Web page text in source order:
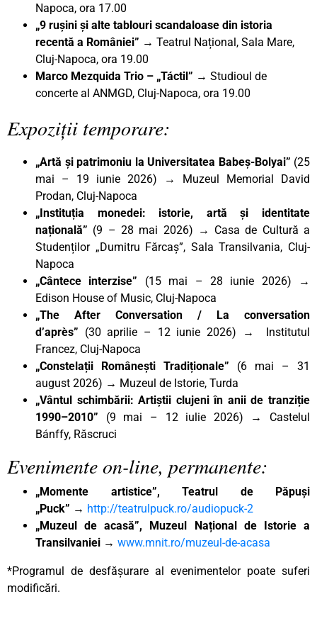
Napoca, ora 17.00
„9 ruşini și alte tablouri scandaloase din istoria
recentă a României” → Teatrul Național, Sala Mare,
Cluj-Napoca, ora 19.00
Marco Mezquida Trio – „Táctil” → Studioul de
concerte al ANMGD, Cluj-Napoca, ora 19.00
Expoziții temporare:
„Artă și patrimoniu la Universitatea Babeș-Bolyai” (25
mai – 19 iunie 2026) → Muzeul Memorial David
Prodan, Cluj-Napoca
„Instituția monedei: istorie, artă și identitate
națională” (9 – 28 mai 2026) → Casa de Cultură a
Studenților „Dumitru Fărcaș”, Sala Transilvania, Cluj-
Napoca
„Cântece interzise” (15 mai – 28 iunie 2026) →
Edison House of Music, Cluj-Napoca
„The After Conversation / La conversation
d’après” (30 aprilie – 12 iunie 2026) → Institutul
Francez, Cluj-Napoca
„Constelații Românești Tradiționale” (6 mai – 31
august 2026) → Muzeul de Istorie, Turda
„Vântul schimbării: Artiștii clujeni în anii de tranziție
1990–2010” (9 mai – 12 iulie 2026) → Castelul
Bánffy, Răscruci
Evenimente on-line, permanente:
„Momente artistice”, Teatrul de Păpuși
„Puck” → http://teatrulpuck.ro/audiopuck-2
„Muzeul de acasă”, Muzeul Național de Istorie a
Transilvaniei → www.mnit.ro/muzeul-de-acasa
*Programul de desfășurare al evenimentelor poate suferi
modificări.